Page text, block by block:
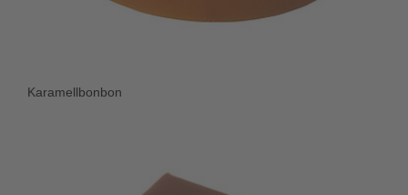
Karamellbonbon